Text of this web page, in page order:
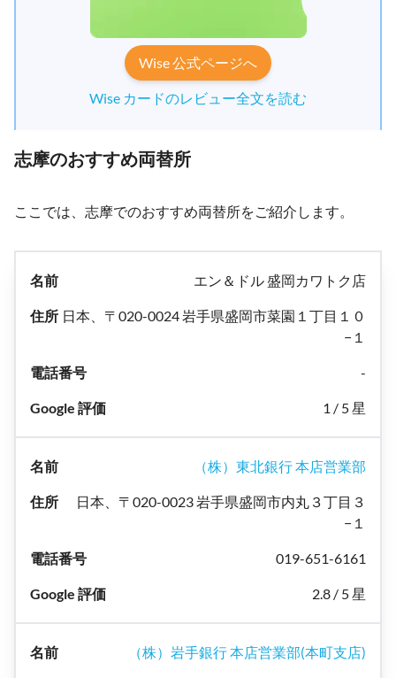
Wise 公式ページへ
Wise カードのレビュー全文を読む
志摩のおすすめ両替所
ここでは、志摩でのおすすめ両替所をご紹介します。
エン＆ドル 盛岡カワトク店
日本、〒020-0024 岩手県盛岡市菜園１丁目１０
−１
-
1 / 5 星
（株）東北銀行 本店営業部
日本、〒020-0023 岩手県盛岡市内丸３丁目３
−１
019-651-6161
2.8 / 5 星
（株）岩手銀行 本店営業部(本町支店)